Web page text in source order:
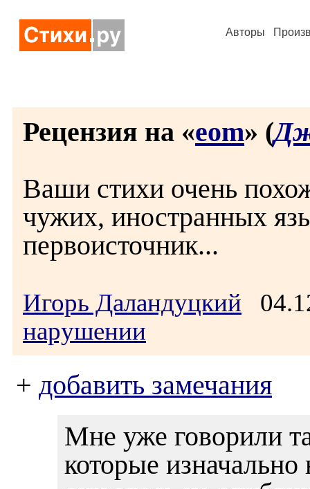
Авторы
Рецензия на «eom» (
Ваши стихи очень
чужих, иностранных
первоисточник...
Игорь Даландуцкий
нарушении
+ добавить замечания
Мне уже говорили
которые изначально